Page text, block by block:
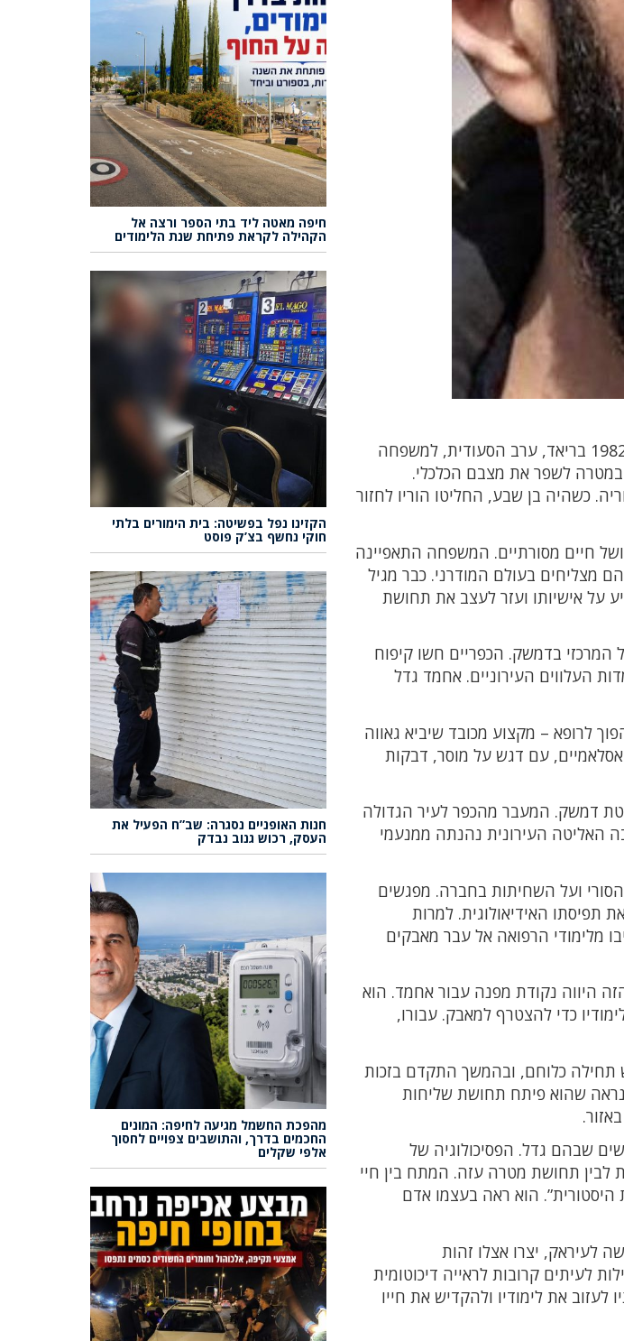
אבו מוחמד אל-ג’ולאני, ששמו האמיתי הוא אחמד חוסיין א-שרע, נולד בשנת 1982 בריאד, ערב הסעודית, למשפחה
במטרה לשפר את מצבם הכלכלי.
כשהיה בן שבע, החליטו הוריו לחזור
חיים מסורתיים. המשפחה התאפיינה
מצליחים בעולם המודרני. כבר מגיל
על אישיותו ועזר לעצב את תחושת
הממשל המרכזי בדמשק. הכפריים חשו קיפוח
העלווים העירוניים. אחמד גדל
לרופא – מקצוע מכובד שיביא גאווה
עם דגש על מוסר, דבקות
דמשק. המעבר מהכפר לעיר הגדולה
האליטה העירונית נהנתה ממנעמי
ועל השחיתות בחברה. מפגשים
תפיסתו האידיאולוגית. למרות
מלימודי הרפואה אל עבר מאבקים
הזה היווה נקודת מפנה עבור אחמד. הוא
כדי להצטרף למאבק. עבורו,
תחילה כלוחם, ובהמשך התקדם בזכות
ונראה שהוא פיתח תחושת שליחות
שבהם גדל. הפסיכולוגיה של
לבין תחושת מטרה עזה. המתח בין חיי
הוא ראה בעצמו אדם
לעיראק, יצרו אצלו זהות
לעיתים קרובות לראייה דיכוטומית
לעזוב את לימודיו ולהקדיש את חייו
חיפה מאטה ליד בתי הספר ורצה אל
הקהילה לקראת פתיחת שנת הלימודים
הקזינו נפל בפשיטה: בית הימורים בלתי
חוקי נחשף בצ’ק פוסט
חנות האופניים נסגרה: שב”ח הפעיל את
העסק, רכוש גנוב נבדק
מהפכת החשמל מגיעה לחיפה: המונים
החכמים בדרך, והתושבים צפויים לחסוך
אלפי שקלים